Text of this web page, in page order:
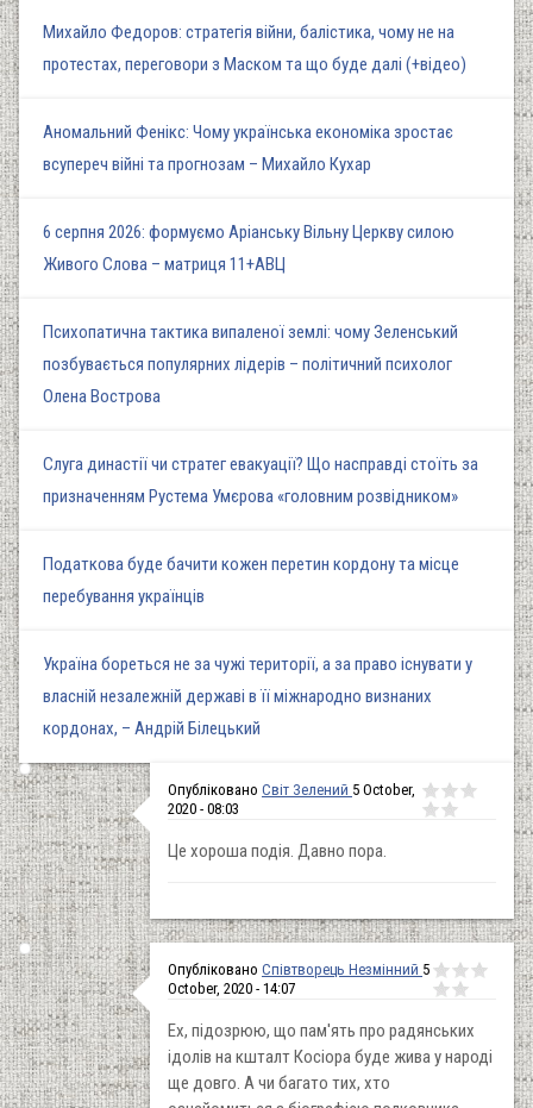
Михайло Федоров: стратегія війни, балістика, чому не на
протестах, переговори з Маском та що буде далі (+відео)
Аномальний Фенікс: Чому українська економіка зростає
всупереч війні та прогнозам – Михайло Кухар
6 серпня 2026: формуємо Аріанську Вільну Церкву силою
Живого Слова – матриця 11+АВЦ
Психопатична тактика випаленої землі: чому Зеленський
позбувається популярних лідерів – політичний психолог
Олена Вострова
Слуга династії чи стратег евакуації? Що насправді стоїть за
призначенням Рустема Умєрова «головним розвідником»
Податкова буде бачити кожен перетин кордону та місце
перебування українців
Україна бореться не за чужі території, а за право існувати у
власній незалежній державі в її міжнародно визнаних
кордонах, – Андрій Білецький
Опубліковано Cвіт Зелений 5 October,
2020 - 08:03
Це хороша подія. Давно пора.
Опубліковано Співтворець Незмінний 5
October, 2020 - 14:07
Ех, підозрюю, що пам'ять про радянських
ідолів на кшталт Косіора буде жива у народі
ще довго. А чи багато тих, хто